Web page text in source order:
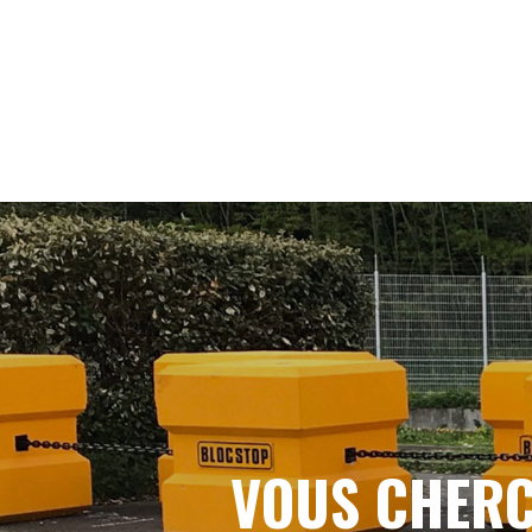
VOUS